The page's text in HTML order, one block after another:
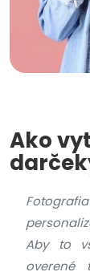
Ako
Aby to